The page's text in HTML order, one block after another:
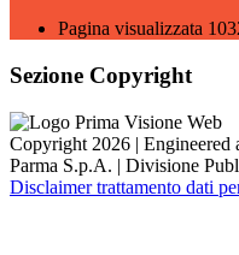
Pagina visualizzata
Sezione Copyright
Copyright 2026 | Engineered
Parma S.p.A. | Divisione
Disclaimer trattamento dati